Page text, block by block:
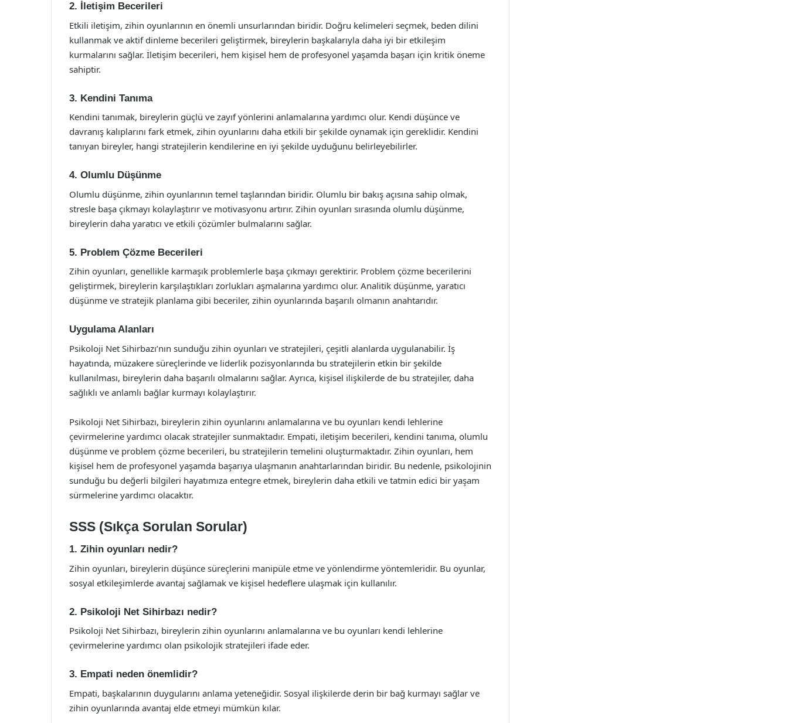
2. İletişim Becerileri
Etkili iletişim, zihin oyunlarının en önemli unsurlarından biridir. Doğru kelimeleri seçmek, beden dilini
kullanmak ve aktif dinleme becerileri geliştirmek, bireylerin başkalarıyla daha iyi bir etkileşim
kurmalarını sağlar. İletişim becerileri, hem kişisel hem de profesyonel yaşamda başarı için kritik öneme
sahiptir.
3. Kendini Tanıma
Kendini tanımak, bireylerin güçlü ve zayıf yönlerini anlamalarına yardımcı olur. Kendi düşünce ve
davranış kalıplarını fark etmek, zihin oyunlarını daha etkili bir şekilde oynamak için gereklidir. Kendini
tanıyan bireyler, hangi stratejilerin kendilerine en iyi şekilde uyduğunu belirleyebilirler.
4. Olumlu Düşünme
Olumlu düşünme, zihin oyunlarının temel taşlarından biridir. Olumlu bir bakış açısına sahip olmak,
stresle başa çıkmayı kolaylaştırır ve motivasyonu artırır. Zihin oyunları sırasında olumlu düşünme,
bireylerin daha yaratıcı ve etkili çözümler bulmalarını sağlar.
5. Problem Çözme Becerileri
Zihin oyunları, genellikle karmaşık problemlerle başa çıkmayı gerektirir. Problem çözme becerilerini
geliştirmek, bireylerin karşılaştıkları zorlukları aşmalarına yardımcı olur. Analitik düşünme, yaratıcı
düşünme ve stratejik planlama gibi beceriler, zihin oyunlarında başarılı olmanın anahtarıdır.
Uygulama Alanları
Psikoloji Net Sihirbazı’nın sunduğu zihin oyunları ve stratejileri, çeşitli alanlarda uygulanabilir. İş
hayatında, müzakere süreçlerinde ve liderlik pozisyonlarında bu stratejilerin etkin bir şekilde
kullanılması, bireylerin daha başarılı olmalarını sağlar. Ayrıca, kişisel ilişkilerde de bu stratejiler, daha
sağlıklı ve anlamlı bağlar kurmayı kolaylaştırır.
Psikoloji Net Sihirbazı, bireylerin zihin oyunlarını anlamalarına ve bu oyunları kendi lehlerine
çevirmelerine yardımcı olacak stratejiler sunmaktadır. Empati, iletişim becerileri, kendini tanıma, olumlu
düşünme ve problem çözme becerileri, bu stratejilerin temelini oluşturmaktadır. Zihin oyunları, hem
kişisel hem de profesyonel yaşamda başarıya ulaşmanın anahtarlarından biridir. Bu nedenle, psikolojinin
sunduğu bu değerli bilgileri hayatımıza entegre etmek, bireylerin daha etkili ve tatmin edici bir yaşam
sürmelerine yardımcı olacaktır.
SSS (Sıkça Sorulan Sorular)
1. Zihin oyunları nedir?
Zihin oyunları, bireylerin düşünce süreçlerini manipüle etme ve yönlendirme yöntemleridir. Bu oyunlar,
sosyal etkileşimlerde avantaj sağlamak ve kişisel hedeflere ulaşmak için kullanılır.
2. Psikoloji Net Sihirbazı nedir?
Psikoloji Net Sihirbazı, bireylerin zihin oyunlarını anlamalarına ve bu oyunları kendi lehlerine
çevirmelerine yardımcı olan psikolojik stratejileri ifade eder.
3. Empati neden önemlidir?
Empati, başkalarının duygularını anlama yeteneğidir. Sosyal ilişkilerde derin bir bağ kurmayı sağlar ve
zihin oyunlarında avantaj elde etmeyi mümkün kılar.